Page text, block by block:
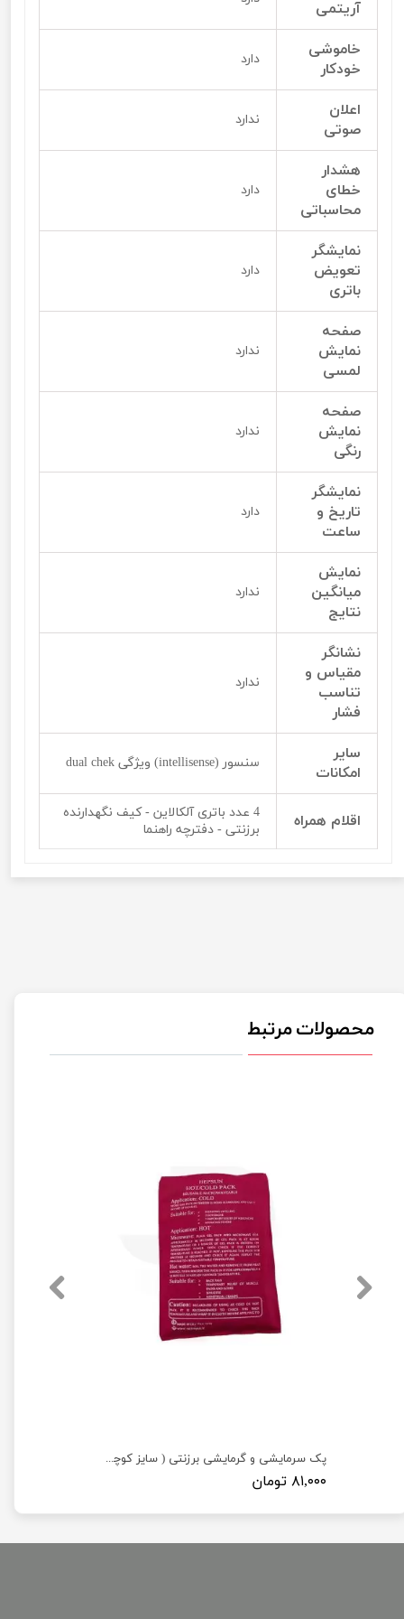
آریتمی
خاموشی
خودکار
دارد
اعلان
صوتی
ندارد
هشدار
خطای
محاسباتی
دارد
نمایشگر
تعویض
باتری
دارد
صفحه
نمایش
لمسی
ندارد
صفحه
نمایش
رنگی
ندارد
نمایشگر
تاریخ و
ساعت
دارد
نمایش
میانگین
نتایج
ندارد
نشانگر
مقیاس و
تناسب
فشار
ندارد
سایر
امکانات
سنسور (intellisense) ویژگی dual chek
اقلام همراه
4 عدد باتری آلکالاین - کیف نگهدارنده
برزنتی - دفترچه راهنما
محصولات مرتبط
پک سرمایشی و گرمایشی برزنتی ( سایز کوچک 15×11 )
۸۱,۰۰۰ تومان